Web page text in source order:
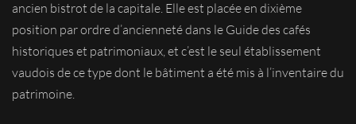
ancien bistrot de la capitale. Elle est placée en dixième
position par ordre d’ancienneté dans le Guide des cafés
historiques et patrimoniaux, et c’est le seul établissement
vaudois de ce type dont le bâtiment a été mis à l’inventaire du
patrimoine.